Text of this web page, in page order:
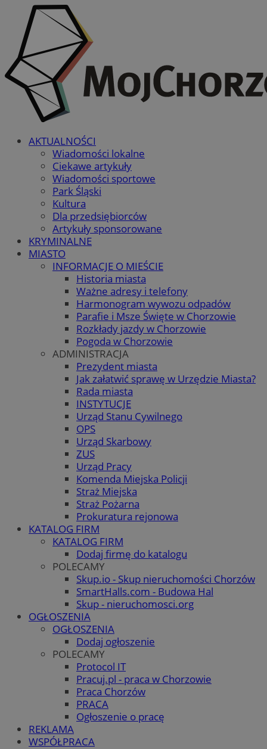
AKTUALNOŚCI
Wiadomości lokalne
Ciekawe artykuły
Wiadomości sportowe
Park Śląski
Kultura
Dla przedsiębiorców
Artykuły sponsorowane
KRYMINALNE
MIASTO
INFORMACJE O MIEŚCIE
Historia miasta
Ważne adresy i telefony
Harmonogram wywozu odpadów
Parafie i Msze Święte w Chorzowie
Rozkłady jazdy w Chorzowie
Pogoda w Chorzowie
ADMINISTRACJA
Prezydent miasta
Jak załatwić sprawę w Urzędzie Miasta?
Rada miasta
INSTYTUCJE
Urząd Stanu Cywilnego
OPS
Urząd Skarbowy
ZUS
Urząd Pracy
Komenda Miejska Policji
Straż Miejska
Straż Pożarna
Prokuratura rejonowa
KATALOG FIRM
KATALOG FIRM
Dodaj firmę do katalogu
POLECAMY
Skup.io - Skup nieruchomości Chorzów
SmartHalls.com - Budowa Hal
Skup - nieruchomosci.org
OGŁOSZENIA
OGŁOSZENIA
Dodaj ogłoszenie
POLECAMY
Protocol IT
Pracuj.pl - praca w Chorzowie
Praca Chorzów
PRACA
Ogłoszenie o pracę
REKLAMA
WSPÓŁPRACA